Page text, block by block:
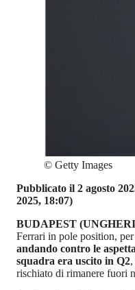
© Getty Images
Pubblicato il 2 agosto
2025, 18:07)
BUDAPEST
Ferrari in pole position,
andando contro le
squadra era uscito in Q2
rischiato di rimanere fuori